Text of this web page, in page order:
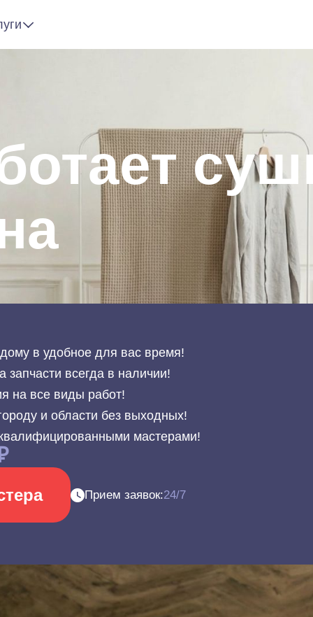
в удобное для вас время!
всегда в наличии!
на все виды работ!
и области без выходных!
мастерами!
Прием заявок:24/7